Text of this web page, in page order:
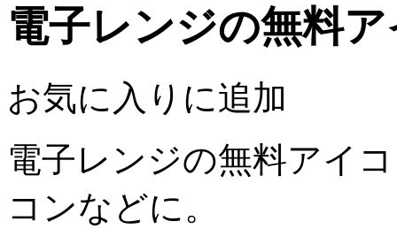
電子レンジの無料
お気に入りに追加
電子レンジの無料アイ
コンなどに。